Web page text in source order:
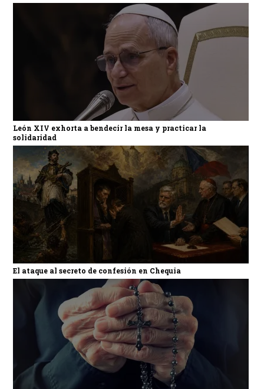
León XIV exhorta a bendecir la mesa y practicar la
solidaridad
El ataque al secreto de confesión en Chequia